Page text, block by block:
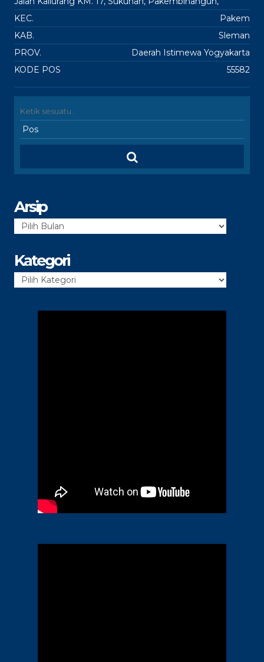
KEC.
Pakem
KAB.
Sleman
PROV.
Daerah Istimewa Yogyakarta
KODE POS
55582
Arsip
Arsip
Kategori
Kategori